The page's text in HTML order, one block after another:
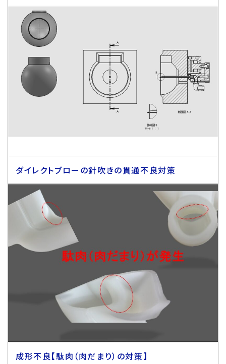
ダイレクトブローの針吹きの貫通不良対策
成形不良【駄肉（肉だまり）の対策】